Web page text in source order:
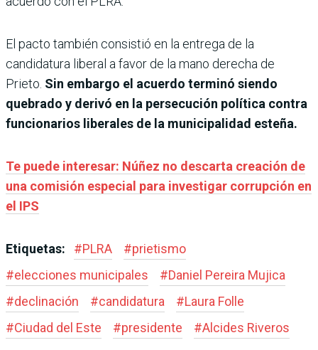
El pacto también consistió en la entrega de la
candidatura liberal a favor de la mano derecha de
Prieto. Sin embargo el acuerdo terminó siendo
quebrado y derivó en la persecución política contra
funcionarios liberales de la municipalidad esteña.
Te puede interesar: Núñez no descarta creación de
una comisión especial para investigar corrupción en
el IPS
Etiquetas: #PLRA #prietismo
#elecciones municipales #Daniel Pereira Mujica
#declinación #candidatura #Laura Folle
#Ciudad del Este #presidente #Alcides Riveros